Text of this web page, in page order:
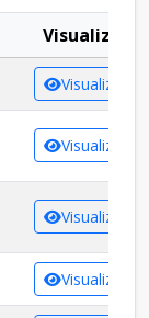
Visualizar
Visualizar
Visualizar
Visualizar
Visualizar